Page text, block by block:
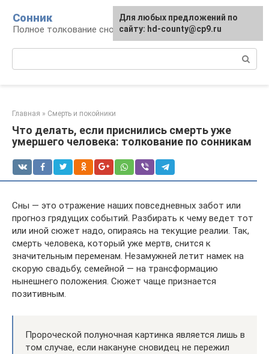
контенту
Сонник
Полное толкование снов
Главная » Смерть и покойники
Что делать, если приснились смерть уже
умершего человека: толкование по сонникам
Сны — это отражение наших повседневных забот или
прогноз грядущих событий. Разбирать к чему ведет тот
или иной сюжет надо, опираясь на текущие реалии. Так,
смерть человека, который уже мертв, снится к
значительным переменам. Незамужней летит намек на
скорую свадьбу, семейной — на трансформацию
нынешнего положения. Сюжет чаще признается
позитивным.
Пророческой полуночная картинка является лишь в
том случае, если накануне сновидец не пережил
Для любых предложений по
сайту: hd-county@cp9.ru